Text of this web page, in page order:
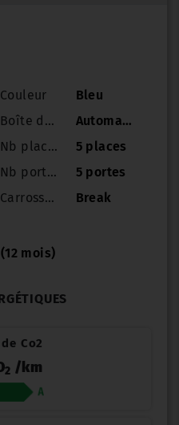
Couleur
Bleu
Boîte de vitesse
Automatique
Nb places
5 places
Nb portes
5 portes
Carrosserie
Break
mois)
Co2
2 /km